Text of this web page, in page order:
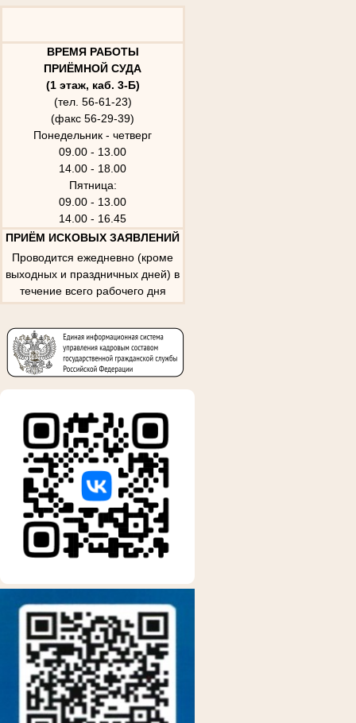
ВРЕМЯ РАБОТЫ
ПРИЁМНОЙ СУДА
(1 этаж, каб. 3-Б)
(тел. 56-61-23)
(факс 56-29-39)
Понедельник - четверг
09.00 - 13.00
14.00 - 18.00
Пятница:
09.00 - 13.00
14.00 - 16.45
ПРИЁМ ИСКОВЫХ ЗАЯВЛЕНИЙ
Проводится ежедневно (кроме
выходных и праздничных дней) в
течение всего рабочего дня